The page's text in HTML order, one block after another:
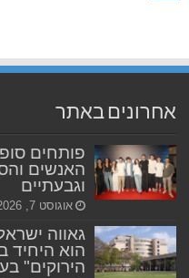
אחרונים באתר
האנשים
וגבעתיים
אוגוסט 7, 2026
גאווה
הוא היחיד
הירוקים"